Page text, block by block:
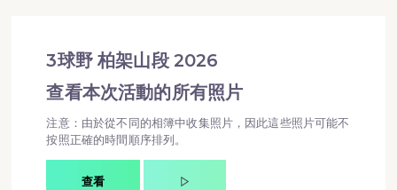
3球野 柏架山段 2026
查看本次活動的所有照片
注意：由於從不同的相簿中收集照片，因此這些照片可能不
按照正確的時間順序排列。
查看